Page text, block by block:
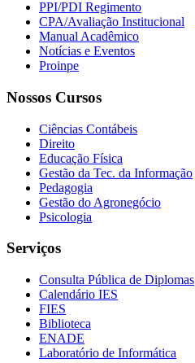
PPI/PDI Regimento
CPA/Avaliação Institucional
Manual Acadêmico
Notícias e Eventos
Proinpe
Nossos Cursos
Ciências Contábeis
Direito
Educação Física
Gestão da Tec. da Informação
Pedagogia
Gestão do Agronegócio
Psicologia
Serviços
Consulta Pública de Diplomas
Calendário IES
FIES
Biblioteca
ENADE
Laboratório de Informática